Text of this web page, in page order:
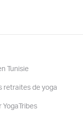
Tunisie
retraites de yoga